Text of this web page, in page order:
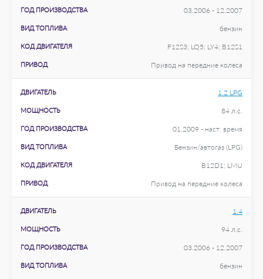
ГОД ПРОИЗВОДСТВА 03.2006 - 12.2007
ВИД ТОПЛИВА бензин
КОД ДВИГАТЕЛЯ F12S3; LQ5; LY4; B12S1
ПРИВОД Привод на передние колеса
ДВИГАТЕЛЬ 1.2 LPG
МОЩНОСТЬ 84 л.с.
ГОД ПРОИЗВОДСТВА 01.2009 - наст. время
ВИД ТОПЛИВА Бензин/автогаз (LPG)
КОД ДВИГАТЕЛЯ B12D1; LMU
ПРИВОД Привод на передние колеса
ДВИГАТЕЛЬ 1.4
МОЩНОСТЬ 94 л.с.
ГОД ПРОИЗВОДСТВА 03.2006 - 12.2007
ВИД ТОПЛИВА бензин